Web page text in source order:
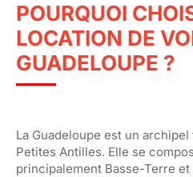
POURQUOI
LOCATION DE
GUADELOUPE ?
La Guadeloupe est un
Petites Antilles. Elle se
principalement Basse-Terre et